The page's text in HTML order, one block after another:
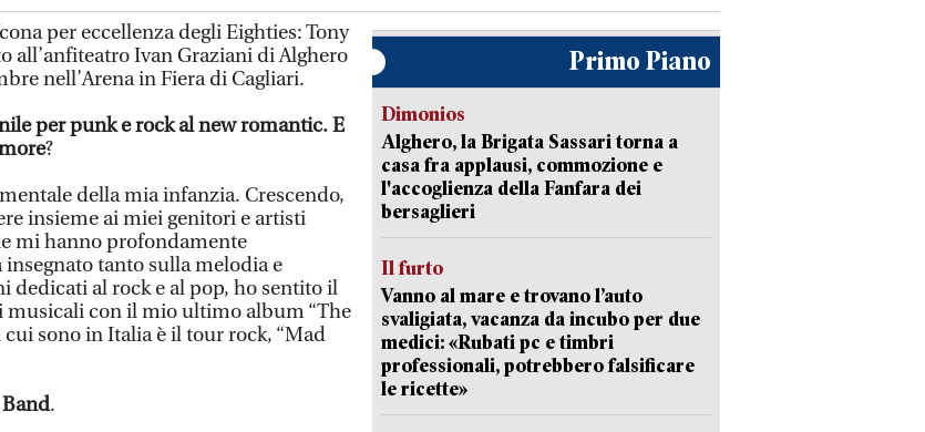
per eccellenza degli Eighties: Tony
all’anfiteatro Ivan Graziani di Alghero
nell’Arena in Fiera di Cagliari.
per punk e rock al new romantic. E
?
della mia infanzia. Crescendo,
insieme ai miei genitori e artisti
mi hanno profondamente
tanto sulla melodia e
dedicati al rock e al pop, ho sentito il
musicali con il mio ultimo album “The
sono in Italia è il tour rock, “Mad
.
Primo Piano
Dimonios
Alghero, la Brigata Sassari torna a
casa fra applausi, commozione e
l'accoglienza della Fanfara dei
bersaglieri
Il furto
Vanno al mare e trovano l’auto
svaligiata, vacanza da incubo per due
medici: «Rubati pc e timbri
professionali, potrebbero falsificare
le ricette»